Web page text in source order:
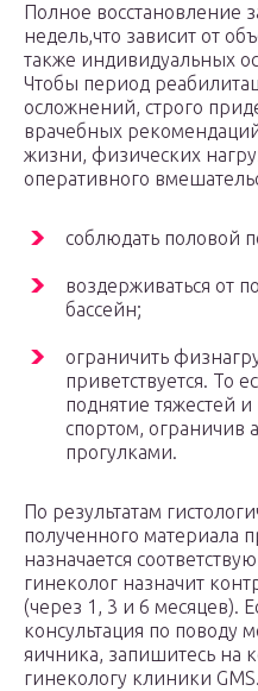
Полное восстановление
недель,что зависит от
также индивидуальных
Чтобы период
осложнений, строго
врачебных
жизни, физических
оперативного
соблюдать половой
воздерживаться от
бассейн;
ограничить
приветствуется. То
поднятие тяжестей
спортом,
прогулками.
По результатам
полученного материала
назначается
гинеколог назначит
(через 1, 3 и 6 месяцев).
консультация по поводу
яичника, запишитесь на
гинекологу клиники GMS.